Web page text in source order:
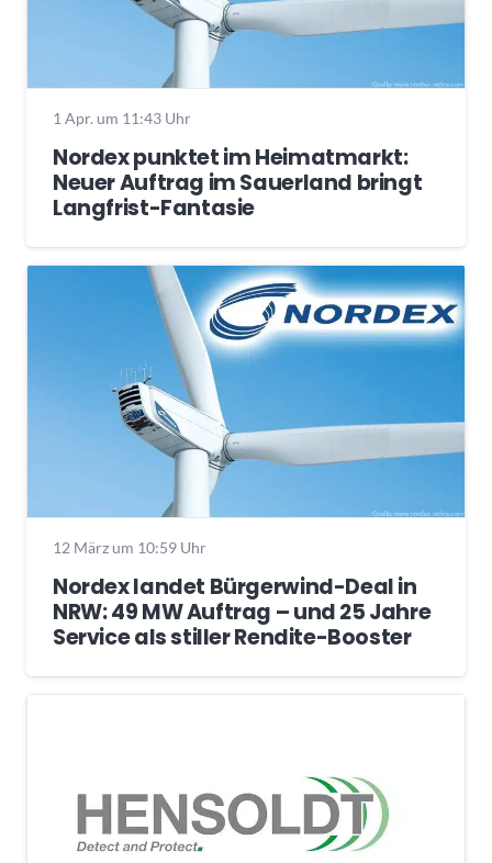
1 Apr. um 11:43 Uhr
Nordex punktet im Heimatmarkt:
Neuer Auftrag im Sauerland bringt
Langfrist-Fantasie
12 März um 10:59 Uhr
Nordex landet Bürgerwind-Deal in
NRW: 49 MW Auftrag – und 25 Jahre
Service als stiller Rendite-Booster